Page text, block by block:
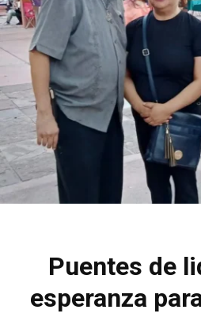
Puentes de
esperanza